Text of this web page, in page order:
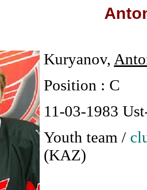
Kuryanov,
Position : C
11-03-1983
Youth team /
(KAZ)